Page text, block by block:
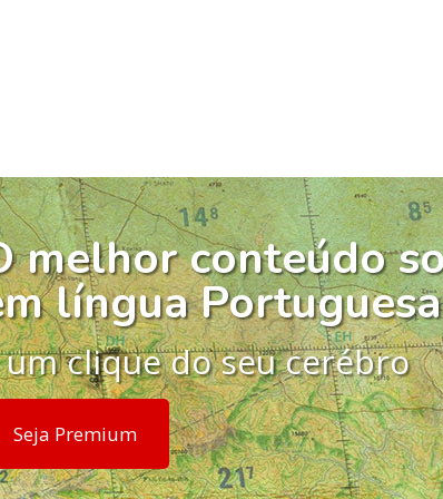
melhor conteúdo
língua Portuguesa
um clique do seu cerébro
Seja Premium